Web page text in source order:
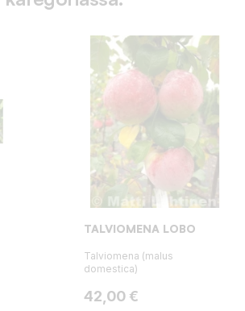
TALVIOMENA LOBO
Talviomena (malus
domestica)
Hinta
42,00 €